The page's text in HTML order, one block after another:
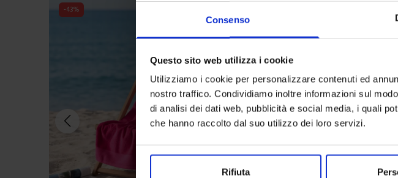
Consenso
Questo sito web utilizza i cookie
Utilizziamo i cookie per personalizzare contenuti ed
nostro traffico. Condividiamo inoltre informazioni sul
di analisi dei dati web, pubblicità e social media, i quali
che hanno raccolto dal suo utilizzo dei loro servizi.
Rifiuta